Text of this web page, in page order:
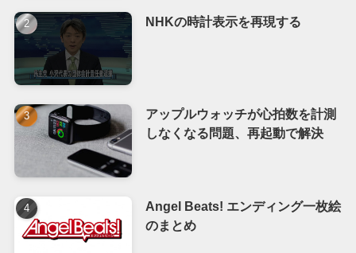
NHKの時計表示を再現する
アップルウォッチが心拍数を計測
しなくなる問題、再起動で解決
Angel Beats! エンディング一枚絵
のまとめ